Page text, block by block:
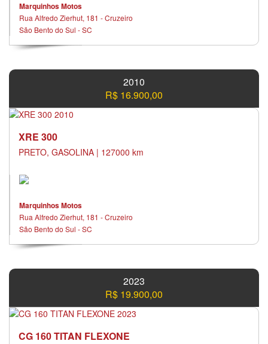
Marquinhos Motos
Rua Alfredo Zierhut, 181 - Cruzeiro
São Bento do Sul - SC
2010
R$ 16.900,00
XRE 300
PRETO, GASOLINA | 127000 km
Marquinhos Motos
Rua Alfredo Zierhut, 181 - Cruzeiro
São Bento do Sul - SC
2023
R$ 19.900,00
CG 160 TITAN FLEXONE